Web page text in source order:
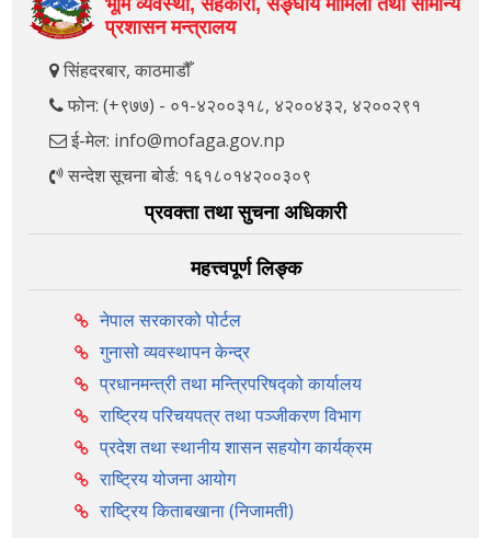
भूमि व्यवस्था, सहकारी, सङ्‍घीय मामिला तथा सामान्य
प्रशासन मन्त्रालय
सिंहदरबार, काठमाडौँ
फोन: (+९७७) - ०१-४२००३१८, ४२००४३२, ४२००२९१
ई-मेल: info@mofaga.gov.np
सन्देश सूचना बोर्ड: १६१८०१४२००३०९
प्रवक्ता तथा सुचना अधिकारी
महत्त्वपूर्ण लिङ्क
नेपाल सरकारको पोर्टल
गुनासो व्यवस्थापन केन्द्र
प्रधानमन्त्री तथा मन्त्रिपरिषद्को कार्यालय
राष्ट्रिय परिचयपत्र तथा पञ्‍जीकरण विभाग
प्रदेश तथा स्थानीय शासन सहयोग कार्यक्रम
राष्ट्रिय योजना आयोग
राष्ट्रिय किताबखाना (निजामती)